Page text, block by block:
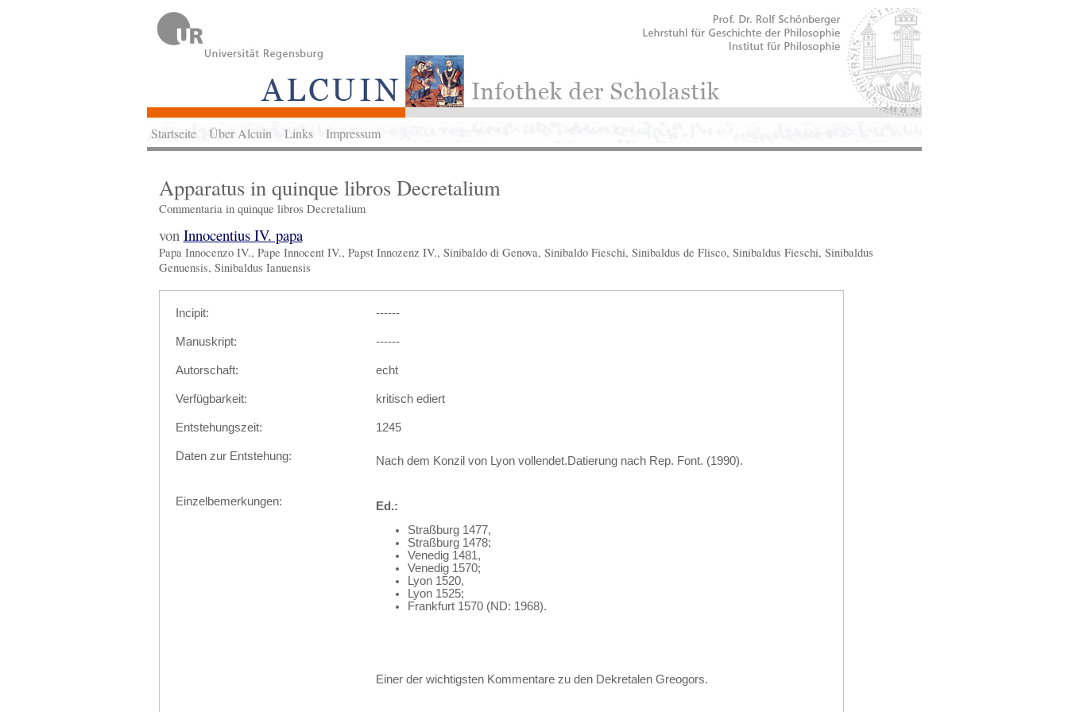
Startseite Über Alcuin Links Impressum
Apparatus in quinque libros Decretalium
Commentaria in quinque libros Decretalium
von Innocentius IV. papa
Papa Innocenzo IV., Pape Innocent IV., Papst Innozenz IV., Sinibaldo di Genova, Sinibaldo Fieschi, Sinibaldus de Flisco, Sinibaldus Fieschi, Sinibaldus
Genuensis, Sinibaldus Ianuensis
Incipit: ------
Manuskript: ------
Autorschaft: echt
Verfügbarkeit: kritisch ediert
Entstehungszeit: 1245
Daten zur Entstehung: Nach dem Konzil von Lyon vollendet.Datierung nach Rep. Font. (1990).
Einzelbemerkungen:
Ed.:
Straßburg 1477,
Straßburg 1478;
Venedig 1481,
Venedig 1570;
Lyon 1520,
Lyon 1525;
Frankfurt 1570 (ND: 1968).
Einer der wichtigsten Kommentare zu den Dekretalen Greogors.